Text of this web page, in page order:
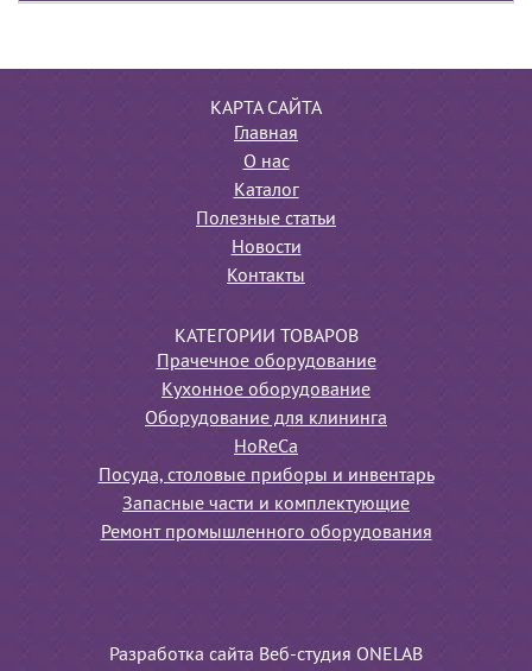
КАРТА САЙТА
Главная
О нас
Каталог
Полезные статьи
Новости
Контакты
КАТЕГОРИИ ТОВАРОВ
Прачечное оборудование
Кухонное оборудование
Оборудование для клининга
HoReCa
Посуда, столовые приборы и инвентарь
Запасные части и комплектующие
Ремонт промышленного оборудования
Разработка сайта Веб-студия ONELAB